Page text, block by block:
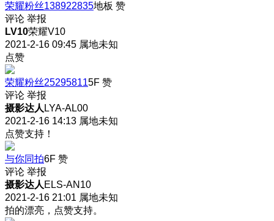
荣耀粉丝138922835地板 赞
评论 举报
LV10荣耀V10
2021-2-16 09:45 属地未知
点赞
荣耀粉丝252958115F 赞
评论 举报
摄影达人 LYA-AL00
2021-2-16 14:13 属地未知
点赞支持！
与你同拍6F 赞
评论 举报
摄影达人 ELS-AN10
2021-2-16 21:01 属地未知
拍的漂亮，点赞支持。